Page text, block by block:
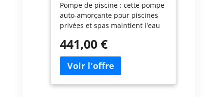
Pompe de piscine : cette pompe
auto-amorçante pour piscines
privées et spas maintient l'eau
garder propre, filtrée et dans
des conditions optimales pour
que les baigneurs puissent en
profiter. Fonctionne à faible
bruit grâce aux supports en
441,00 €